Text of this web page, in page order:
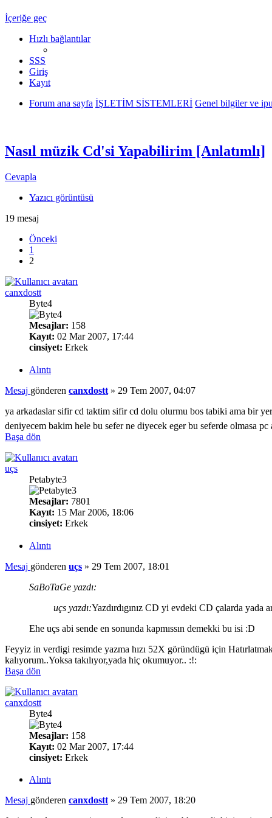
İçeriğe geç
Hızlı bağlantılar
SSS
Giriş
Kayıt
Forum ana sayfa İŞLETİM SİSTEMLERİ Genel bilgiler ve
Nasıl müzik Cd'si Yapabilirim [Anlatımlı]
Cevapla
Yazıcı görüntüsü
19 mesaj
Önceki
1
2
canxdostt
Byte4
Mesajlar: 158
Kayıt: 02 Mar 2007, 17:44
cinsiyet: Erkek
Alıntı
Mesaj gönderen canxdostt » 29 Tem 2007, 04:07
ya arkadaslar sifir cd taktim sifir cd dolu olurmu bos tabiki ama bir
deniyecem bakim hele bu sefer ne diyecek eger bu seferde olmasa
Başa dön
uçs
Petabyte3
Mesajlar: 7801
Kayıt: 15 Mar 2006, 18:06
cinsiyet: Erkek
Alıntı
Mesaj gönderen uçs » 29 Tem 2007, 18:01
SaBoTaGe yazdı:
uçs yazdı:Yazdırdıgınız CD yi evdeki CD çalarda yada
Ehe uçs abi sende en sonunda kapmıssın demekki bu isi :D
Feyyiz in verdigi resimde yazma hızı 52X göründügü için
kalıyorum..Yoksa takılıyor,yada hiç okumuyor.. :!:
Başa dön
canxdostt
Byte4
Mesajlar: 158
Kayıt: 02 Mar 2007, 17:44
cinsiyet: Erkek
Alıntı
Mesaj gönderen canxdostt» 29 Tem 2007, 18:20